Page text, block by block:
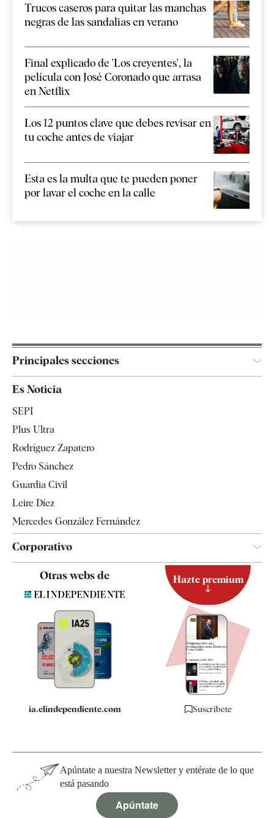
Trucos caseros para quitar las manchas
negras de las sandalias en verano
Final explicado de 'Los creyentes', la
película con José Coronado que arrasa
en Netflix
Los 12 puntos clave que debes revisar en
tu coche antes de viajar
Esta es la multa que te pueden poner
por lavar el coche en la calle
Principales secciones
España
Televisión
Es Noticia
SEPI
Plus Ultra
Rodríguez Zapatero
Pedro Sánchez
Guardia Civil
Leire Díez
Mercedes González Fernández
Corporativo
Contacto
Quiénes somos
Especificaciones
Otras webs de
ia.elindependiente.com
Hazte premium
Suscríbete
Apúntate a nuestra Newsletter y entérate de lo que
está pasando
Apúntate